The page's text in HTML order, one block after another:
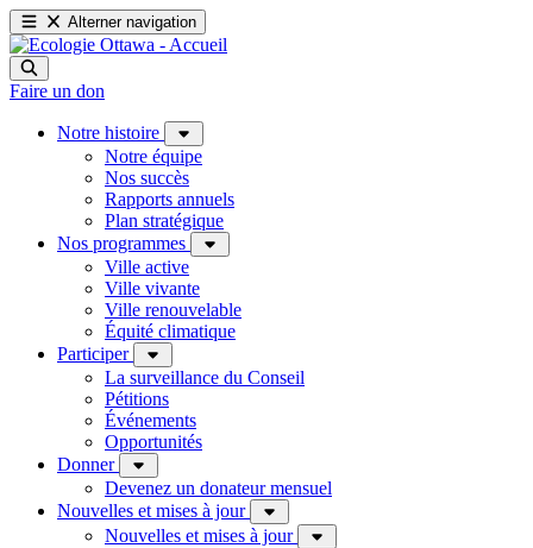
Alterner navigation
Faire un don
Notre histoire
Notre équipe
Nos succès
Rapports annuels
Plan stratégique
Nos programmes
Ville active
Ville vivante
Ville renouvelable
Équité climatique
Participer
La surveillance du Conseil
Pétitions
Événements
Opportunités
Donner
Devenez un donateur mensuel
Nouvelles et mises à jour
Nouvelles et mises à jour